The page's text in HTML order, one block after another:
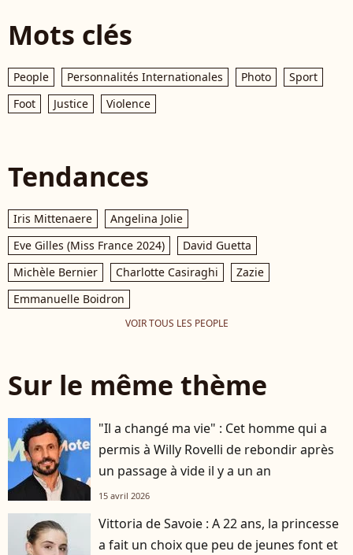
Mots clés
People Personnalités Internationales Photo
Sport
Foot
Justice Violence
Tendances
Iris Mittenaere
Angelina Jolie
Eve Gilles (Miss France 2024)
David Guetta
Michèle Bernier
Charlotte Casiraghi
Zazie
Emmanuelle Boidron
VOIR TOUS LES PEOPLE
Sur le même thème
"Il a changé ma vie" : Cet homme qui a
permis à Willy Rovelli de rebondir après
un passage à vide il y a un an
15 avril 2026
Vittoria de Savoie : A 22 ans, la princesse
a fait un choix que peu de jeunes font et